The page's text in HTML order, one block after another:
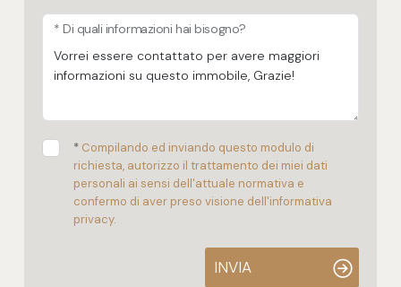
* Di quali informazioni hai bisogno?
* Compilando ed inviando questo modulo di
richiesta, autorizzo il trattamento dei miei dati
personali ai sensi dell'attuale normativa e
confermo di aver preso visione dell'informativa
privacy.
INVIA